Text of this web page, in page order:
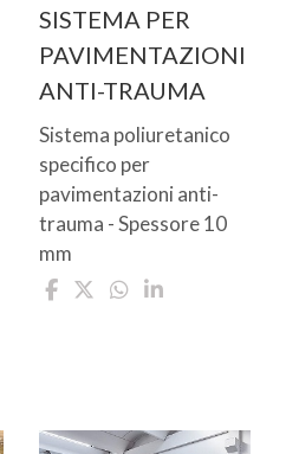
SISTEMA PER
PAVIMENTAZIONI
ANTI-TRAUMA
Sistema poliuretanico
specifico per
pavimentazioni anti-
trauma - Spessore 10
mm